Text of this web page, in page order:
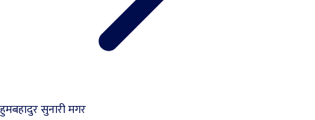
हुमबहादुर सुनारी मगर